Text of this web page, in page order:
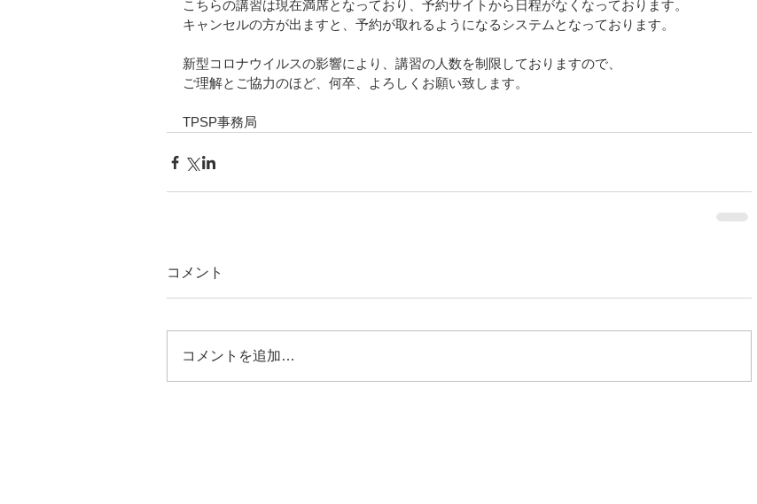
こちらの講習は現在満席となっており、予約サイトから日程がなくなっております。
キャンセルの方が出ますと、予約が取れるようになるシステムとなっております。
新型コロナウイルスの影響により、講習の人数を制限しておりますので、
ご理解とご協力のほど、何卒、よろしくお願い致します。
TPSP事務局
コメント
コメントを追加…